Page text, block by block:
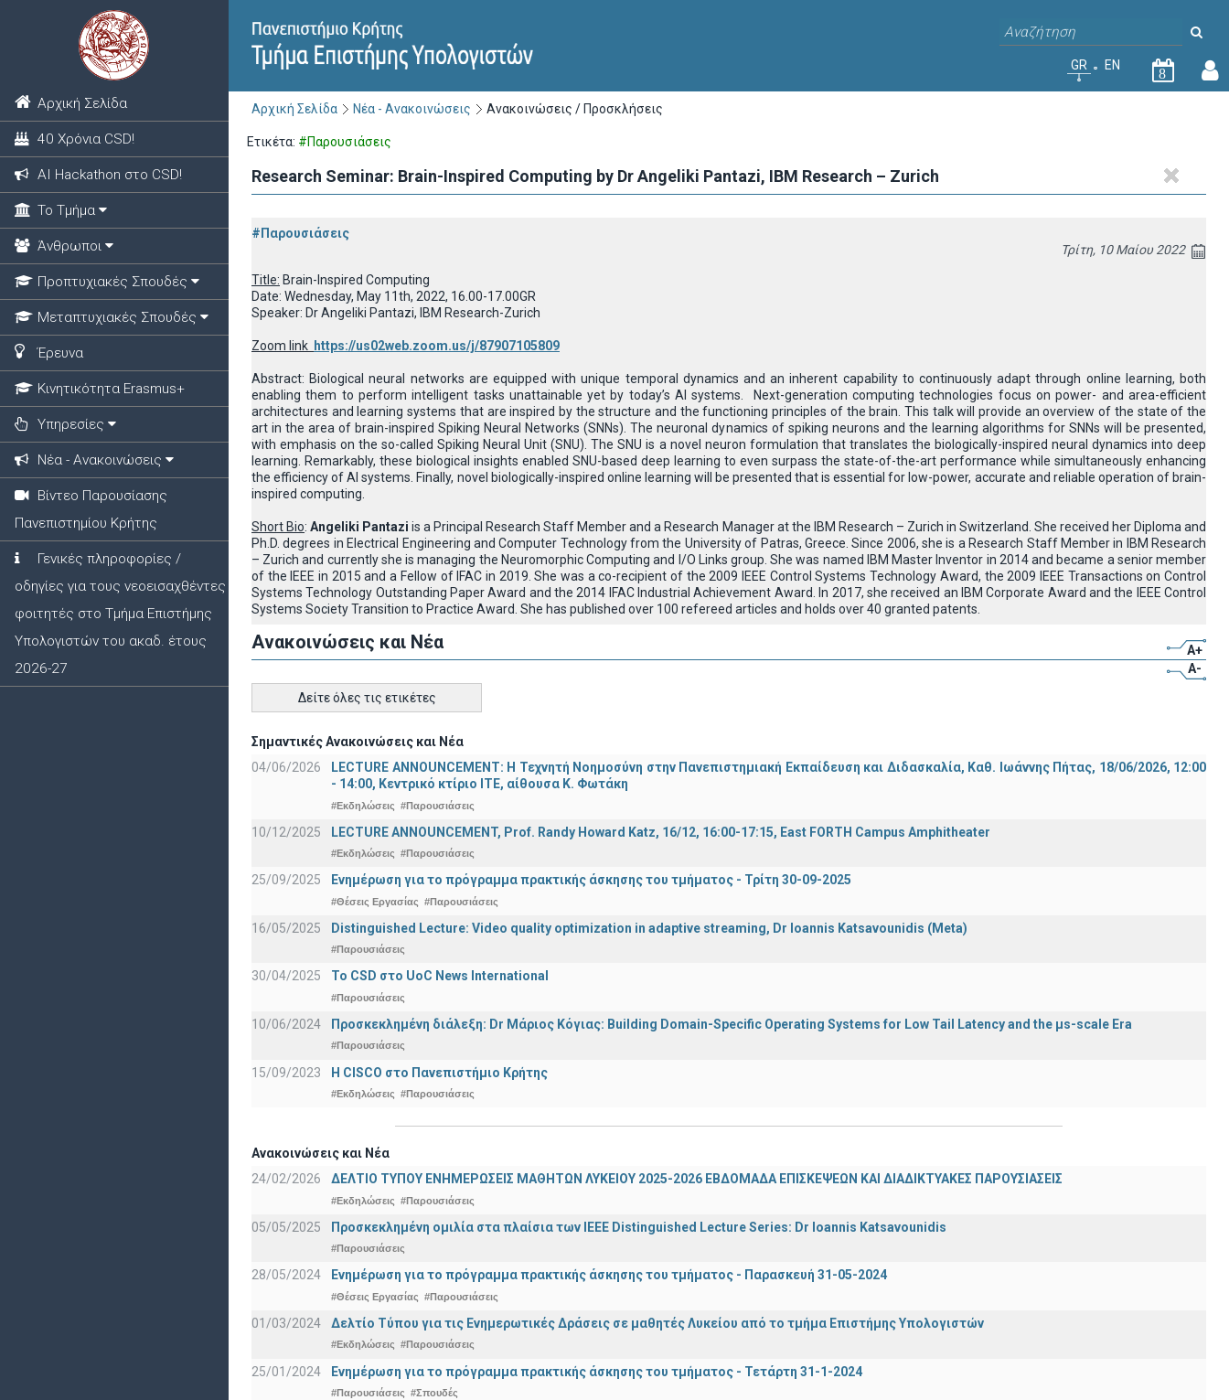
Αρχική Σελίδα
40 Χρόνια CSD!
ΑΙ Hackathon στο CSD!
Το Τμήμα
Άνθρωποι
Προπτυχιακές Σπουδές
Μεταπτυχιακές Σπουδές
Έρευνα
Κινητικότητα Erasmus+
Υπηρεσίες
Νέα - Ανακοινώσεις
Βίντεο Παρουσίασης
Πανεπιστημίου Κρήτης
Γενικές πληροφορίες /
οδηγίες για τους νεοεισαχθέντες
φοιτητές στο Τμήμα Επιστήμης
Υπολογιστών του ακαδ. έτους
2026-27
GR EN
8
Αρχική Σελίδα Νέα - Ανακοινώσεις Ανακοινώσεις / Προσκλήσεις
Ετικέτα: #Παρουσιάσεις
Research Seminar: Brain-Inspired Computing by Dr Angeliki Pantazi, IBM Research – Zurich
#Παρουσιάσεις
Τρίτη, 10 Μαίου 2022
Title: Brain-Inspired Computing
Date: Wednesday, May 11th, 2022, 16.00-17.00GR
Speaker: Dr Angeliki Pantazi, IBM Research-Zurich
Zoom link https://us02web.zoom.us/j/87907105809
Abstract: Biological neural networks are equipped with unique temporal dynamics and an inherent capability to continuously adapt through online learning, both
enabling them to perform intelligent tasks unattainable yet by today’s AI systems. Next-generation computing technologies focus on power- and area-efficient
architectures and learning systems that are inspired by the structure and the functioning principles of the brain. This talk will provide an overview of the state of the
art in the area of brain-inspired Spiking Neural Networks (SNNs). The neuronal dynamics of spiking neurons and the learning algorithms for SNNs will be presented,
with emphasis on the so-called Spiking Neural Unit (SNU). The SNU is a novel neuron formulation that translates the biologically-inspired neural dynamics into deep
learning. Remarkably, these biological insights enabled SNU-based deep learning to even surpass the state-of-the-art performance while simultaneously enhancing
the efficiency of AI systems. Finally, novel biologically-inspired online learning will be presented that is essential for low-power, accurate and reliable operation of brain-
inspired computing.
Short Bio:Angeliki Pantazi is a Principal Research Staff Member and a Research Manager at the IBM Research – Zurich in Switzerland. She received her Diploma and
Ph.D. degrees in Electrical Engineering and Computer Technology from the University of Patras, Greece. Since 2006, she is a Research Staff Member in IBM Research
– Zurich and currently she is managing the Neuromorphic Computing and I/O Links group. She was named IBM Master Inventor in 2014 and became a senior member
of the IEEE in 2015 and a Fellow of IFAC in 2019. She was a co-recipient of the 2009 IEEE Control Systems Technology Award, the 2009 IEEE Transactions on Control
Systems Technology Outstanding Paper Award and the 2014 IFAC Industrial Achievement Award. In 2017, she received an IBM Corporate Award and the IEEE Control
Systems Society Transition to Practice Award. She has published over 100 refereed articles and holds over 40 granted patents.
Ανακοινώσεις και Νέα
A+
A-
Δείτε όλες τις ετικέτες
Σημαντικές Ανακοινώσεις και Νέα
04/06/2026
LECTURE ANNOUNCEMENT: Η Τεχνητή Νοημοσύνη στην Πανεπιστημιακή Εκπαίδευση και Διδασκαλία, Καθ. Ιωάννης Πήτας, 18/06/2026, 12:00
- 14:00, Κεντρικό κτίριο ΙΤΕ, αίθουσα Κ. Φωτάκη
#Εκδηλώσεις #Παρουσιάσεις
10/12/2025 LECTURE ANNOUNCEMENT, Prof. Randy Howard Katz, 16/12, 16:00-17:15, East FORTH Campus Amphitheater
#Εκδηλώσεις #Παρουσιάσεις
25/09/2025 Ενημέρωση για το πρόγραμμα πρακτικής άσκησης του τμήματος - Τρίτη 30-09-2025
#Θέσεις Εργασίας #Παρουσιάσεις
16/05/2025 Distinguished Lecture: Video quality optimization in adaptive streaming, Dr Ioannis Katsavounidis (Meta)
#Παρουσιάσεις
30/04/2025 To CSD στο UoC News International
#Παρουσιάσεις
10/06/2024 Προσκεκλημένη διάλεξη: Dr Μάριος Κόγιας: Building Domain-Specific Operating Systems for Low Tail Latency and the μs-scale Era
#Παρουσιάσεις
15/09/2023 Η CISCO στο Πανεπιστήμιο Κρήτης
#Εκδηλώσεις #Παρουσιάσεις
Ανακοινώσεις και Νέα
24/02/2026
ΔΕΛΤΙΟ ΤΥΠΟΥ ΕΝΗΜΕΡΩΣΕΙΣ ΜΑΘΗΤΩΝ ΛΥΚΕΙΟΥ 2025-2026 ΕΒΔΟΜΑΔΑ ΕΠΙΣΚΕΨΕΩΝ ΚΑΙ ΔΙΑΔΙΚΤΥΑΚΕΣ ΠΑΡΟΥΣΙΑΣΕΙΣ
#Εκδηλώσεις #Παρουσιάσεις
05/05/2025 Προσκεκλημένη ομιλία στα πλαίσια των IEEE Distinguished Lecture Series: Dr Ioannis Katsavounidis
#Παρουσιάσεις
28/05/2024 Ενημέρωση για το πρόγραμμα πρακτικής άσκησης του τμήματος - Παρασκευή 31-05-2024
#Θέσεις Εργασίας #Παρουσιάσεις
01/03/2024 Δελτίο Τύπου για τις Ενημερωτικές Δράσεις σε μαθητές Λυκείου από το τμήμα Επιστήμης Υπολογιστών
#Εκδηλώσεις #Παρουσιάσεις
25/01/2024 Ενημέρωση για το πρόγραμμα πρακτικής άσκησης του τμήματος - Τετάρτη 31-1-2024
#Παρουσιάσεις #Σπουδές